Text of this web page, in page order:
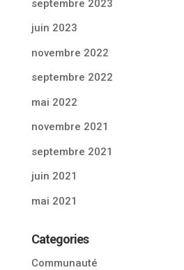
septembre 2023
juin 2023
novembre 2022
septembre 2022
mai 2022
novembre 2021
septembre 2021
juin 2021
mai 2021
Categories
Communauté